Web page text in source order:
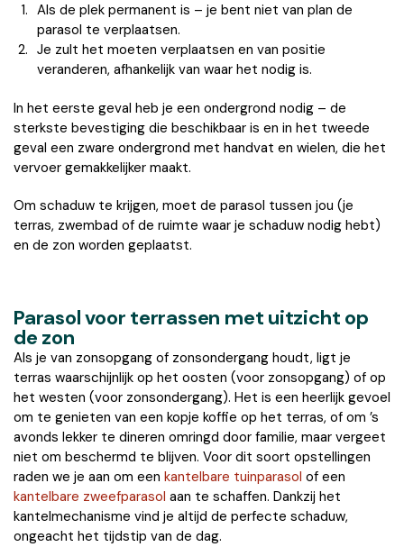
Als de plek permanent is – je bent niet van plan de
parasol te verplaatsen.
Je zult het moeten verplaatsen en van positie
veranderen, afhankelijk van waar het nodig is.
In het eerste geval heb je een ondergrond nodig – de
sterkste bevestiging die beschikbaar is en in het tweede
geval een zware ondergrond met handvat en wielen, die het
vervoer gemakkelijker maakt.
Om schaduw te krijgen, moet de parasol tussen jou (je
terras, zwembad of de ruimte waar je schaduw nodig hebt)
en de zon worden geplaatst.
Parasol voor terrassen met uitzicht op
de zon
Als je van zonsopgang of zonsondergang houdt, ligt je
terras waarschijnlijk op het oosten (voor zonsopgang) of op
het westen (voor zonsondergang). Het is een heerlijk gevoel
om te genieten van een kopje koffie op het terras, of om ’s
avonds lekker te dineren omringd door familie, maar vergeet
niet om beschermd te blijven. Voor dit soort opstellingen
raden we je aan om een kantelbare tuinparasol of een
kantelbare zweefparasol aan te schaffen. Dankzij het
kantelmechanisme vind je altijd de perfecte schaduw,
ongeacht het tijdstip van de dag.